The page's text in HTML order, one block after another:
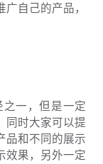
自己的产品，
一，但是一定
同时大家可以提
品和不同的展示
效果，另外一定